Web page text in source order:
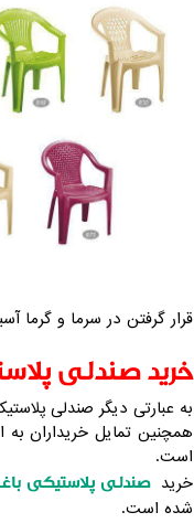
قرار گرفتن در سرما و گرما
خرید صندلی
به عبارتی دیگر صندلی
همچنین تمایل خریداران به
است.
خرید صندلی پلاستیکی
شده است.